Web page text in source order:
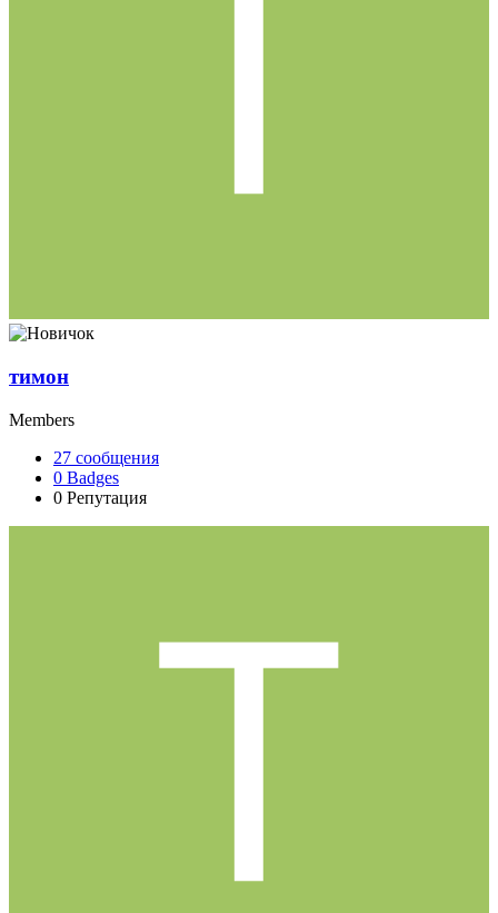
тимон
Members
27 сообщения
0 Badges
0 Репутация